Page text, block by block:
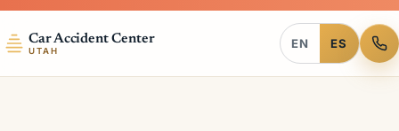
Car Accident Center
UTAH
EN ES